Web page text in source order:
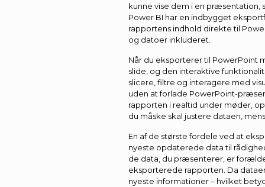
kunne vise dem i en præsentation,
Power BI har en indbygget
rapportens indhold direkte til
og datoer inkluderet.
Når du eksporterer til PowerPoint
slide, og den interaktive
slicere, filtre og interagere med
uden at forlade PowerPoint-
rapporten i realtid under møder,
du måske skal justere dataen,
En af de største fordele ved at
nyeste opdaterede data til
de data, du præsenterer, er
eksporterede rapporten. Da
nyeste informationer – hvilket